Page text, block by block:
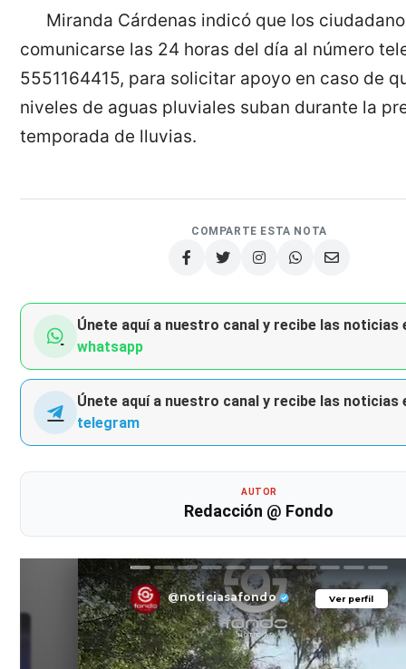
Miranda Cárdenas indicó que los
comunicarse las 24 horas del día al número
5551164415, para solicitar apoyo en caso de
niveles de aguas pluviales suban durante la
temporada de lluvias.
COMPARTE ESTA NOTA
Únete aquí a nuestro canal y recibe las noticias
whatsapp
Únete aquí a nuestro canal y recibe las noticias
telegram
AUTOR
Redacción @ Fondo
Ver perfil
@noticiasafondo Ver perfil